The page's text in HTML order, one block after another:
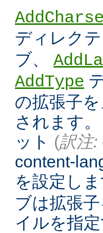
ディレクテ
ブ、
AddType
の拡張子
されます
ット (訳注:
content-
を設定しま
ブは拡張
イルを指